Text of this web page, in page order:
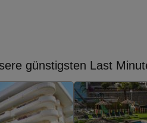
günstigsten Last